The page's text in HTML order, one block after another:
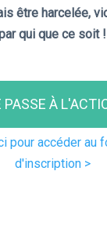
être harcelée,
qui que ce soit !
PASSE À
pour accéder au
d'inscription >